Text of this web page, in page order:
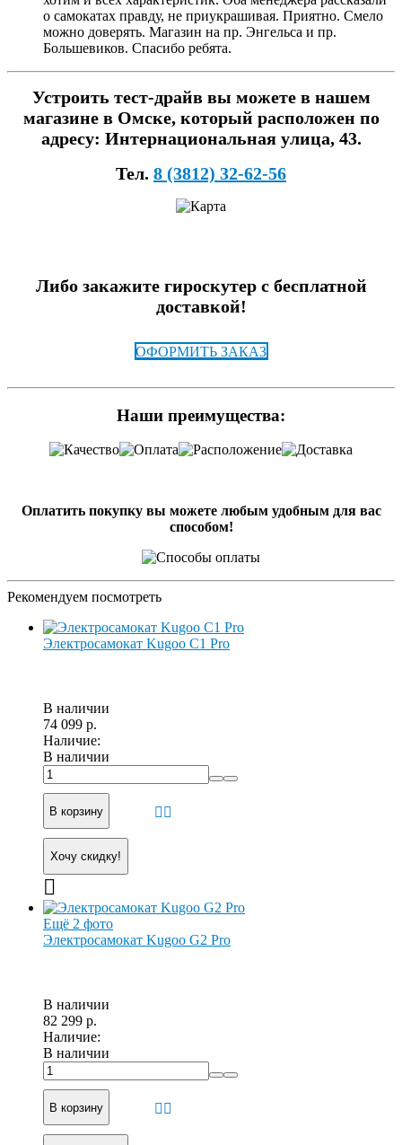
о самокатах правду, не приукрашивая. Приятно. Смело
можно доверять. Магазин на пр. Энгельса и пр.
Большевиков. Спасибо ребята.
Устроить тест-драйв вы можете в нашем
магазине в Омске, который расположен по
адресу: Интернациональная улица, 43.
Тел. 8 (3812) 32-62-56
Либо закажите гироскутер с бесплатной
доставкой!
ОФОРМИТЬ ЗАКАЗ
Наши преимущества:
Оплатить покупку вы можете любым удобным для вас
способом!
Рекомендуем посмотреть
Электросамокат Kugoo C1 Pro
В наличии
74 099 р.
Наличие:
В наличии
В корзину
Хочу скидку!
Ещё 2 фото
Электросамокат Kugoo G2 Pro
В наличии
82 299 р.
Наличие:
В наличии
В корзину